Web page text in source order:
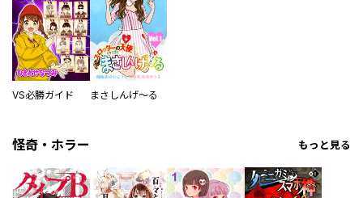
VS必勝ガイド まさしんげ～る
怪奇・ホラー もっと見る